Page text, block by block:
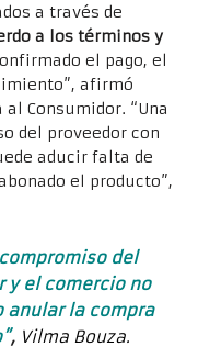
a través de
a los términos y
el pago, el
afirmó
Consumidor. “Una
del proveedor con
aducir falta de
el producto”,
del
y el comercio no
anular la compra
, Vilma Bouza.